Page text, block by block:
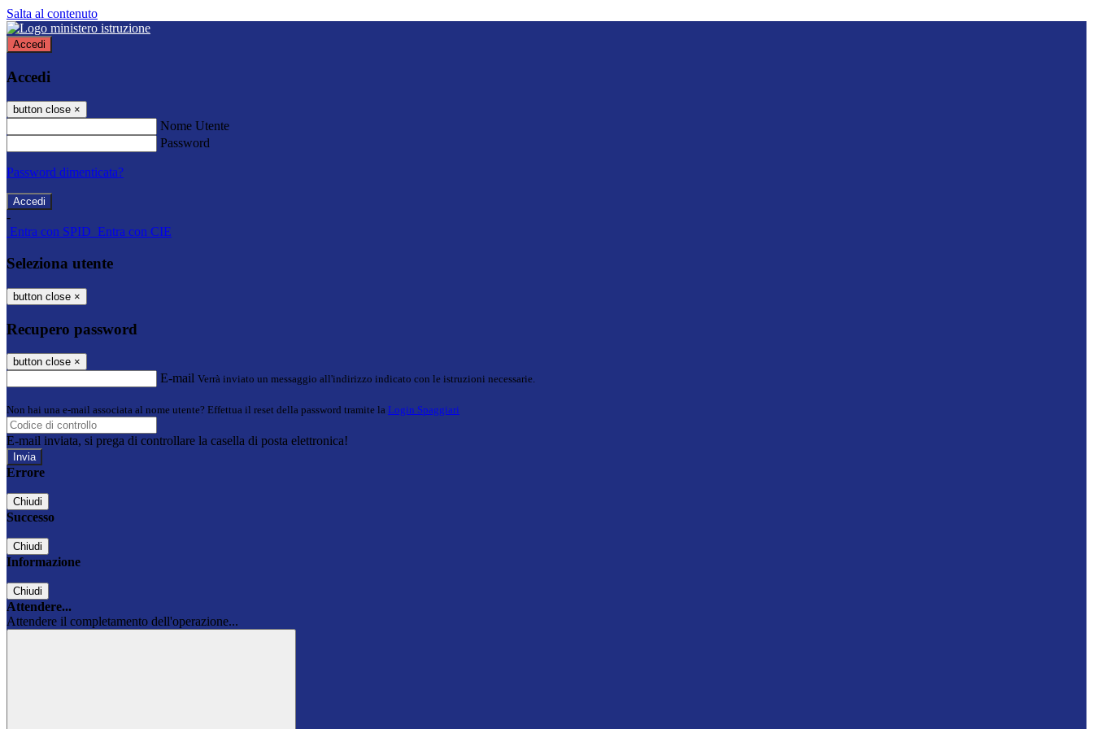
Salta al contenuto
Accedi
Accedi
button close ×
Nome Utente
Password
Password dimenticata?
-
Entra con SPID Entra con CIE
Seleziona utente
button close ×
Recupero password
button close ×
E-mail Verrà inviato un messaggio all'indirizzo indicato con le istruzioni necessarie.
Non hai una e-mail associata al nome utente? Effettua il reset della password tramite la Login Spaggiari
E-mail inviata, si prega di controllare la casella di posta elettronica!
Errore
Chiudi
Successo
Chiudi
Informazione
Chiudi
Attendere...
Attendere il completamento dell'operazione...